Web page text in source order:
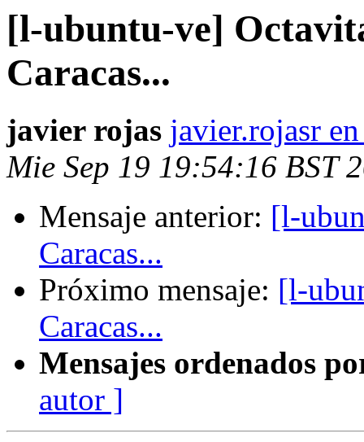
[l-ubuntu-ve]
Caracas...
javier rojas javier.rojasr
Mie Sep 19 19:54:16 BST
Mensaje anterior: [l-
Caracas...
Próximo mensaje: [l-
Caracas...
Mensajes ordenados
autor ]